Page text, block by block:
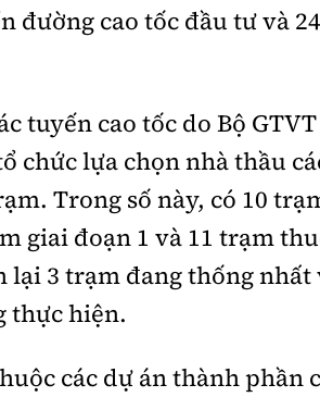
đường cao tốc đầu tư và
tuyến cao tốc do Bộ
chức lựa chọn nhà thầu
Trong số này, có 10
giai đoạn 1 và 11 trạm
lại 3 trạm đang thống
thực hiện.
các dự án thành phần